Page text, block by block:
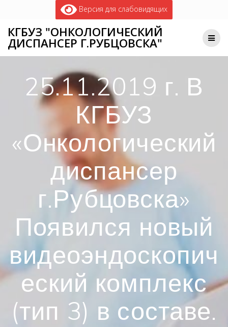
Версия для слабовидящих
КГБУЗ "ОНКОЛОГИЧЕСКИЙ
ДИСПАНСЕР Г.РУБЦОВСКА"
25.11.2019 г. В
КГБУЗ
«Онкологический
диспансер
г.Рубцовска»
Появился новый
видеоэндоскопич
еский комплекс
(тип 3) в составе.